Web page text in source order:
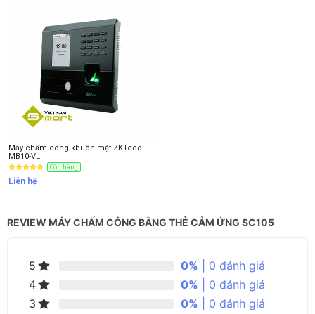
Máy chấm công khuôn mặt ZKTeco
MB10-VL
Còn hàng
Liên hệ
REVIEW MÁY CHẤM CÔNG BẰNG THẺ CẢM ỨNG SC105
5 0% | 0 đánh giá
4
0% | 0 đánh giá
3
0% | 0 đánh giá